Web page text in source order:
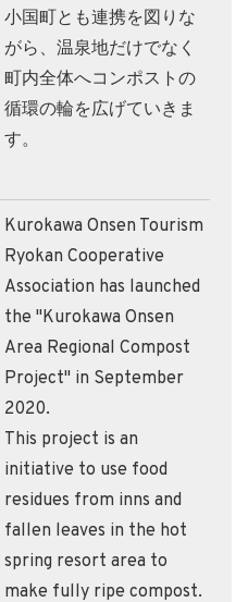
小国町とも連携を図りな
がら、温泉地だけでなく
町内全体へコンポストの
循環の輪を広げていきま
す。
Kurokawa Onsen Tourism
Ryokan Cooperative
Association has launched
the "Kurokawa Onsen
Area Regional Compost
Project" in September
2020.
This project is an
initiative to use food
residues from inns and
fallen leaves in the hot
spring resort area to
make fully ripe compost.